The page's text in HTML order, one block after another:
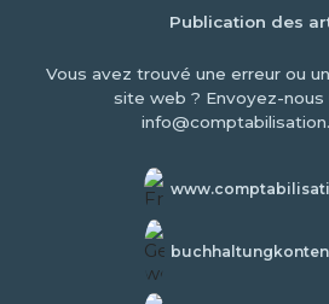
Publication des
Vous avez trouvé une erreur ou
site web ? Envoyez-nous